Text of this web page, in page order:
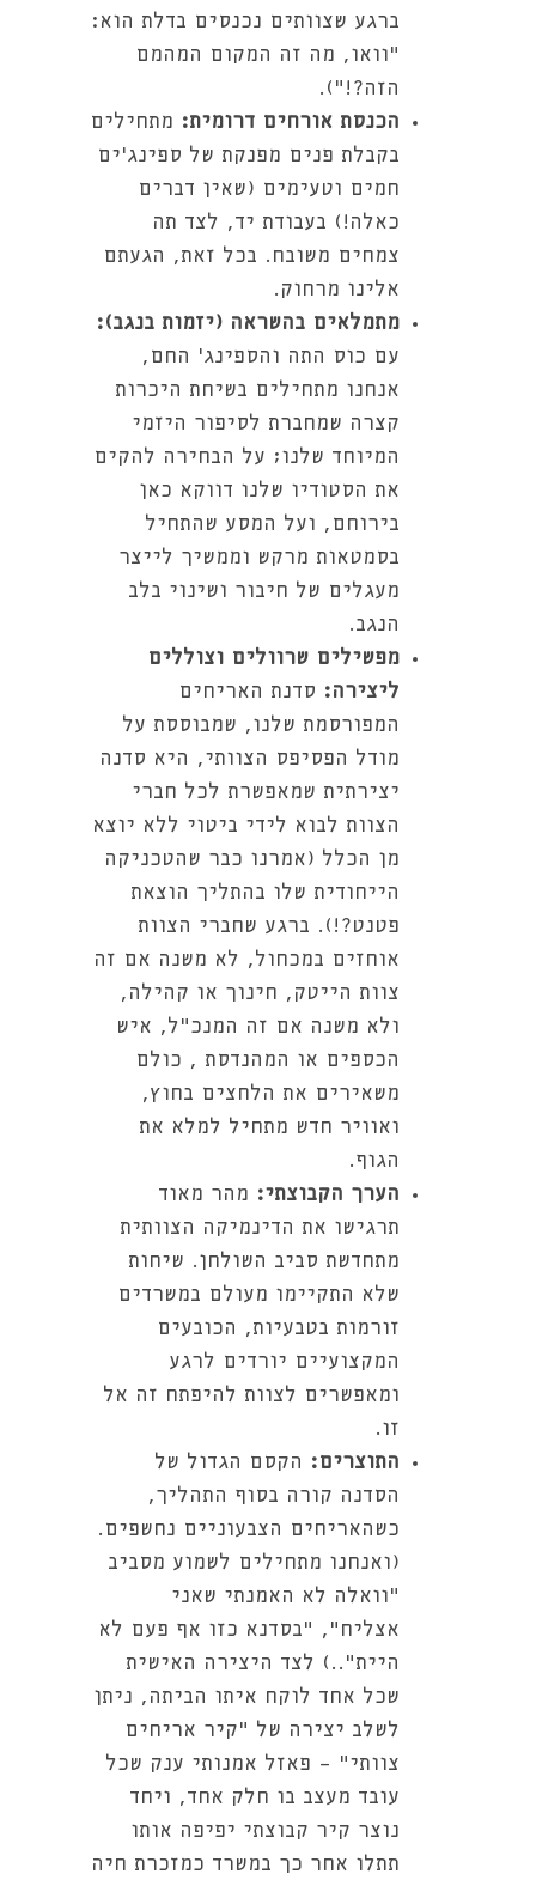
ברגע שצוותים נכנסים בדלת הוא:
"וואו, מה זה המקום המהמם
הזה?!").
הכנסת אורחים דרומית: מתחילים
בקבלת פנים מפנקת של ספינג'ים
חמים וטעימים (שאין דברים
כאלה!) בעבודת יד, לצד תה
צמחים משובח. בכל זאת, הגעתם
אלינו מרחוק.
מתמלאים בהשראה (יזמות בנגב):
עם כוס התה והספינג' החם,
אנחנו מתחילים בשיחת היכרות
קצרה שמחברת לסיפור היזמי
המיוחד שלנו; על הבחירה להקים
את הסטודיו שלנו דווקא כאן
בירוחם, ועל המסע שהתחיל
בסמטאות מרקש וממשיך לייצר
מעגלים של חיבור ושינוי בלב
הנגב.
מפשילים שרוולים וצוללים
ליצירה: סדנת האריחים
המפורסמת שלנו, שמבוססת על
מודל הפסיפס הצוותי, היא סדנה
יצירתית שמאפשרת לכל חברי
הצוות לבוא לידי ביטוי ללא יוצא
מן הכלל (אמרנו כבר שהטכניקה
הייחודית שלו בהתליך הוצאת
פטנט?!). ברגע שחברי הצוות
אוחזים במכחול, לא משנה אם זה
צוות הייטק, חינוך או קהילה,
ולא משנה אם זה המנכ"ל, איש
הכספים או המהנדסת , כולם
משאירים את הלחצים בחוץ,
ואוויר חדש מתחיל למלא את
הגוף.
הערך הקבוצתי: מהר מאוד
תרגישו את הדינמיקה הצוותית
מתחדשת סביב השולחן. שיחות
שלא התקיימו מעולם במשרדים
זורמות בטבעיות, הכובעים
המקצועיים יורדים לרגע
ומאפשרים לצוות להיפתח זה אל
זו.
התוצרים: הקסם הגדול של
הסדנה קורה בסוף התהליך,
כשהאריחים הצבעוניים נחשפים.
(ואנחנו מתחילים לשמוע מסביב
"וואלה לא האמנתי שאני
אצליח", "בסדנא כזו אף פעם לא
היית"..) לצד היצירה האישית
שכל אחד לוקח איתו הביתה, ניתן
לשלב יצירה של "קיר אריחים
צוותי" - פאזל אמנותי ענק שכל
עובד מעצב בו חלק אחד, ויחד
נוצר קיר קבוצתי יפיפה אותו
תתלו אחר כך במשרד כמזכרת חיה